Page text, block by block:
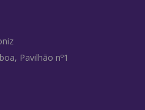
Pavilhão nº1